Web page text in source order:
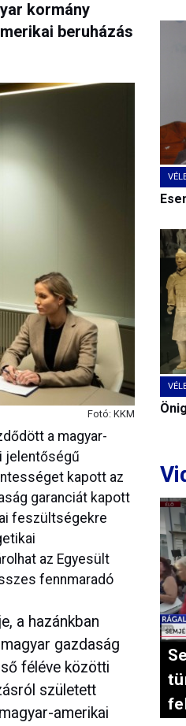
kormány
beruházás
Fotó: KKM
a magyar-
jelentőségű
kapott az
garanciát kapott
feszültségekre
az Egyesült
fennmaradó
a hazánkban
gazdaság
féléve közötti
született
amerikai